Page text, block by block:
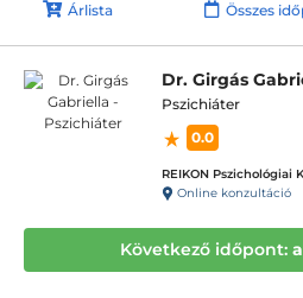
Árlista Összes
Dr. Girgás
Pszichiáter
0.0
Online konzultáció
Következő időpont: